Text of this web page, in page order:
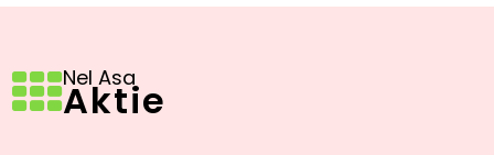
Nel Asa
Aktie